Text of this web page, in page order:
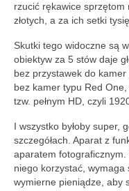
rzucić rękawice
złotych, a za ich setki
Skutki tego widoczne są
obiektyw za 5 stów daje
bez przystawek do
bez kamer typu Red
tzw. pełnym HD, czyli
I wszystko byłoby super,
szczegółach. Aparat z
aparatem fotograficznym.
niego korzystać,
wymierne pieniądze, aby